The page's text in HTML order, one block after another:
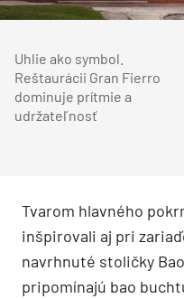
Uhlie ako symbol.
Reštaurácii Gran Fierro
dominuje prítmie a
udržateľnosť
Tvarom hlavného
inšpirovali aj pri
navrhnuté stoličky
pripomínajú bao